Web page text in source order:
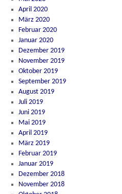
April 2020
März 2020
Februar 2020
Januar 2020
Dezember 2019
November 2019
Oktober 2019
September 2019
August 2019
Juli 2019
Juni 2019
Mai 2019
April 2019
März 2019
Februar 2019
Januar 2019
Dezember 2018
November 2018